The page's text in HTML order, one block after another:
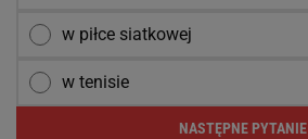
w piłce siatkowej
w tenisie
NASTĘPNE PYTANIE